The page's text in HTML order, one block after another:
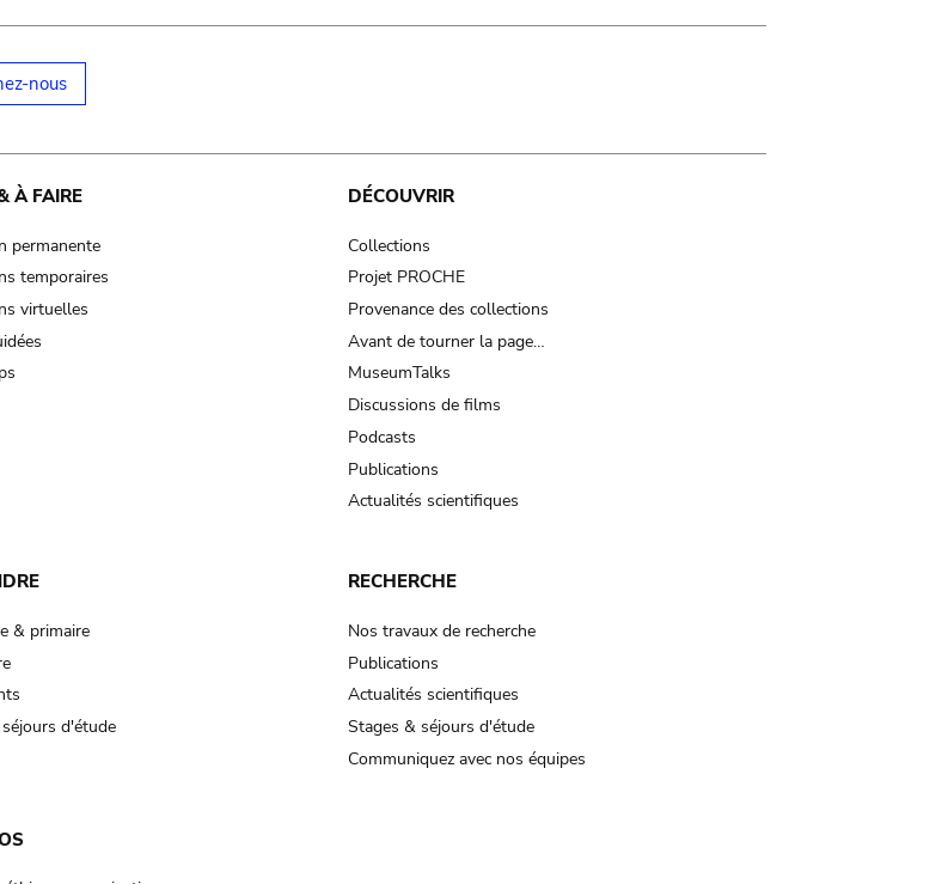
nous
À FAIRE
permanente
temporaires
virtuelles
DÉCOUVRIR
Collections
Projet PROCHE
Provenance des collections
Avant de tourner la page…
MuseumTalks
Discussions de films
Podcasts
Publications
Actualités scientifiques
& primaire
d'étude
RECHERCHE
Nos travaux de recherche
Publications
Actualités scientifiques
Stages & séjours d'étude
Communiquez avec nos équipes